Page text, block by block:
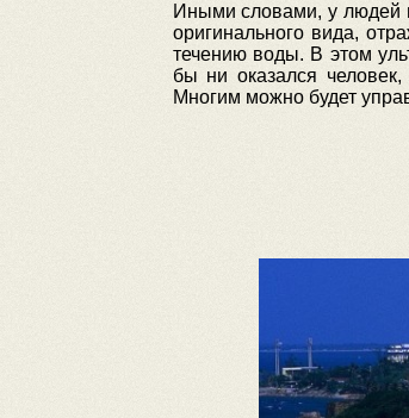
Иными словами, у людей
оригинального вида,
течению воды. В этом
бы ни оказался
Многим можно будет